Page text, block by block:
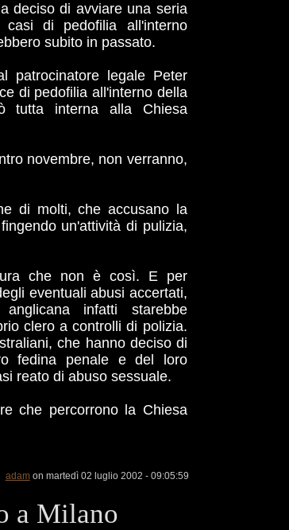
deciso di avviare una seria
casi di pedofilia all'interno
subito in passato.
patrocinatore legale Peter
di pedofilia all'interno della
tutta interna alla Chiesa
novembre, non verranno,
di molti, che accusano la
un'attività di pulizia,
che non è così. E per
eventuali abusi accertati,
infatti starebbe
clero a controlli di polizia.
che hanno deciso di
fedina penale e del loro
reato di abuso sessuale.
che percorrono la Chiesa
adamon martedì 02 luglio 2002 - 09:05:59
a Milano